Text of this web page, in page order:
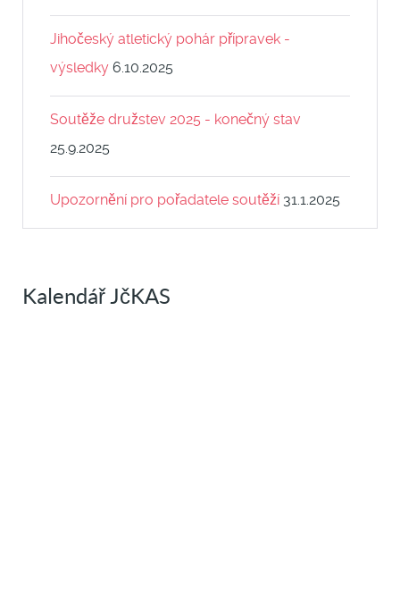
Jihočeský atletický pohár přípravek -
výsledky 6.10.2025
Soutěže družstev 2025 - konečný stav
25.9.2025
Upozornění pro pořadatele soutěží 31.1.2025
Kalendář JčKAS